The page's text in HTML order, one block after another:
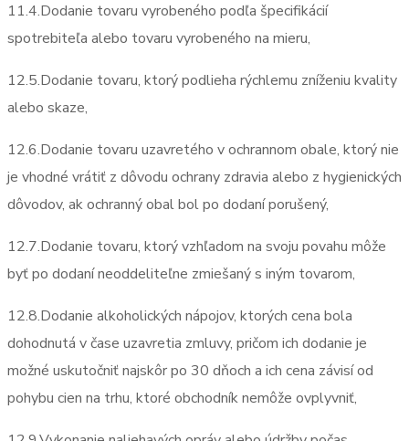
11.4.Dodanie tovaru vyrobeného podľa špecifikácií
spotrebiteľa alebo tovaru vyrobeného na mieru,
12.5.Dodanie tovaru, ktorý podlieha rýchlemu zníženiu kvality
alebo skaze,
12.6.Dodanie tovaru uzavretého v ochrannom obale, ktorý nie
je vhodné vrátiť z dôvodu ochrany zdravia alebo z hygienických
dôvodov, ak ochranný obal bol po dodaní porušený,
12.7.Dodanie tovaru, ktorý vzhľadom na svoju povahu môže
byť po dodaní neoddeliteľne zmiešaný s iným tovarom,
12.8.Dodanie alkoholických nápojov, ktorých cena bola
dohodnutá v čase uzavretia zmluvy, pričom ich dodanie je
možné uskutočniť najskôr po 30 dňoch a ich cena závisí od
pohybu cien na trhu, ktoré obchodník nemôže ovplyvniť,